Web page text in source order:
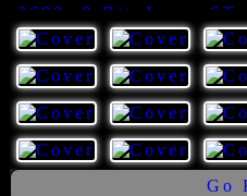
23 8 7 1
Go